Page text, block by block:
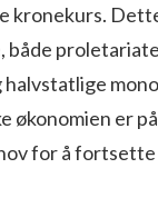
kronekurs.
både
økonomien er
for å